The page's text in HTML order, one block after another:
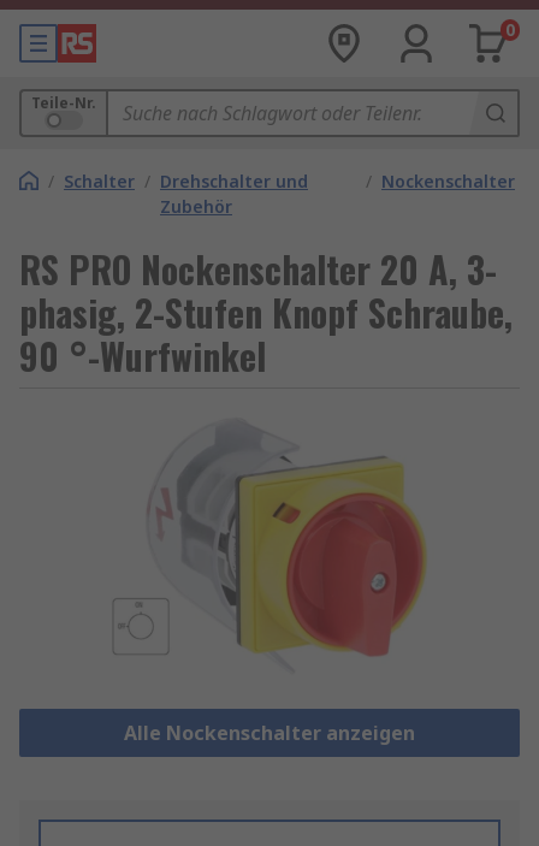
0
Teile-Nr.
/ Schalter / Drehschalter und
Zubehör
/ Nockenschalter
RS PRO Nockenschalter 20 A, 3-
phasig, 2-Stufen Knopf Schraube,
90 °-Wurfwinkel
Alle Nockenschalter anzeigen